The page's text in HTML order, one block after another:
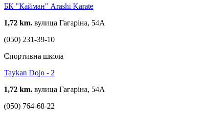
БК "Кайман" Arashi Karate
1,72 km. вулица Гагаріна, 54А
(050) 231-39-10
Спортивна школа
Taykan Dojo - 2
1,72 km. вулица Гагаріна, 54А
(050) 764-68-22